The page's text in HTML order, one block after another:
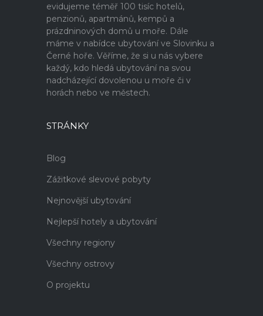
evidujeme téměř 100 tisíc hotelů,
penzionů, apartmánů, kempů a
prázdninových domů u moře. Dále
máme v nabídce ubytování ve Slovinku a
Černé hoře. Věříme, že si u nás vybere
každý, kdo hledá ubytování na svou
nadcházející dovolenou u moře či v
horách nebo ve městech.
STRÁNKY
Blog
Zážitkové slevové pobyty
Nejnovější ubytování
Nejlepší hotely a ubytování
Všechny regiony
Všechny ostrovy
O projektu